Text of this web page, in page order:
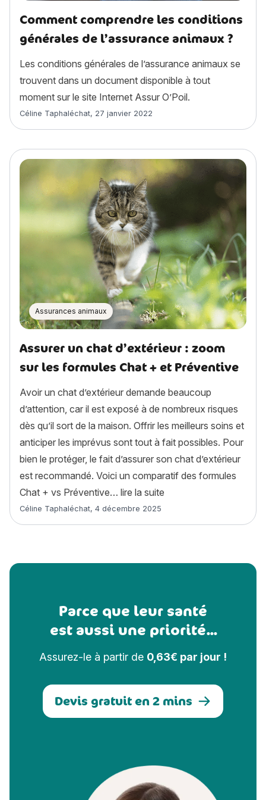
Comment comprendre les conditions
générales de l’assurance animaux ?
Les conditions générales de l’assurance animaux se
trouvent dans un document disponible à tout
moment sur le site Internet Assur O’Poil.
Article rédigé par
Céline Taphaléchat, 27 janvier 2022
Assurances animaux
Assurer un chat d’extérieur : zoom
sur les formules Chat + et Préventive
Avoir un chat d’extérieur demande beaucoup
d’attention, car il est exposé à de nombreux risques
dès qu’il sort de la maison. Offrir les meilleurs soins et
anticiper les imprévus sont tout à fait possibles. Pour
bien le protéger, le fait d’assurer son chat d’extérieur
est recommandé. Voici un comparatif des formules
Chat + vs Préventive… lire la suite
Article rédigé par
Céline Taphaléchat, 4 décembre 2025
Parce que leur santé
est aussi une priorité...
Assurez-le à partir de 0,63€ par jour !
Devis gratuit en 2 mins